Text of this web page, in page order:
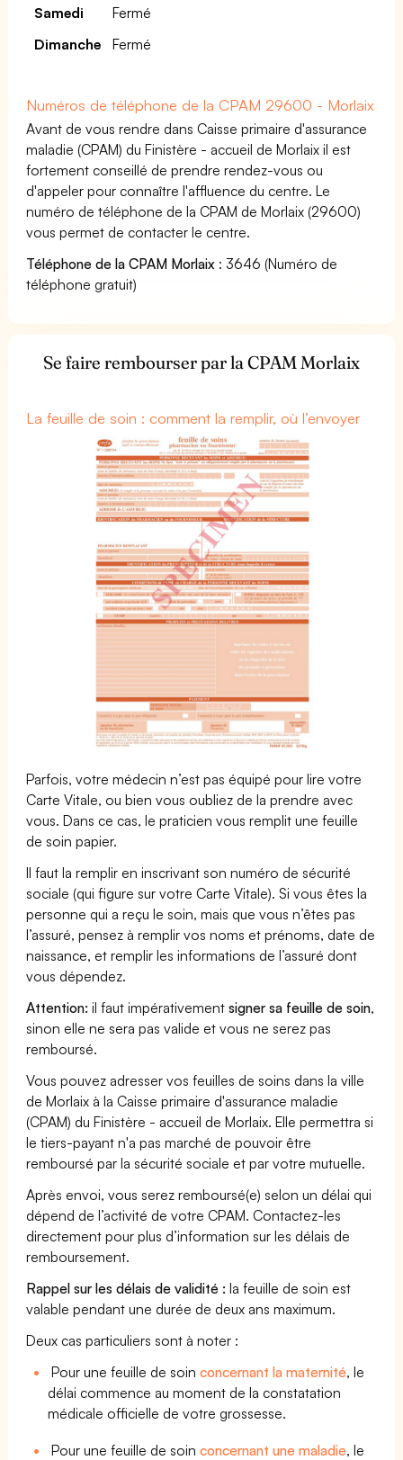
Samedi
Fermé
Dimanche
Fermé
Numéros de téléphone de la CPAM 29600 - Morlaix
Avant de vous rendre dans Caisse primaire d'assurance
maladie (CPAM) du Finistère - accueil de Morlaix il est
fortement conseillé de prendre rendez-vous ou
d'appeler pour connaître l'affluence du centre. Le
numéro de téléphone de la CPAM de Morlaix (29600)
vous permet de contacter le centre.
Téléphone de la CPAM Morlaix : 3646 (Numéro de
téléphone gratuit)
Se faire rembourser par la CPAM Morlaix
La feuille de soin : comment la remplir, où l’envoyer
Parfois, votre médecin n’est pas équipé pour lire votre
Carte Vitale, ou bien vous oubliez de la prendre avec
vous. Dans ce cas, le praticien vous remplit une feuille
de soin papier.
Il faut la remplir en inscrivant son numéro de sécurité
sociale (qui figure sur votre Carte Vitale). Si vous êtes la
personne qui a reçu le soin, mais que vous n’êtes pas
l’assuré, pensez à remplir vos noms et prénoms, date de
naissance, et remplir les informations de l’assuré dont
vous dépendez.
Attention: il faut impérativementsigner sa feuille de soin,
sinon elle ne sera pas valide et vous ne serez pas
remboursé.
Vous pouvez adresser vos feuilles de soins dans la ville
de Morlaix à la Caisse primaire d'assurance maladie
(CPAM) du Finistère - accueil de Morlaix. Elle permettra si
le tiers-payant n'a pas marché de pouvoir être
remboursé par la sécurité sociale et par votre mutuelle.
Après envoi, vous serez remboursé(e) selon un délai qui
dépend de l’activité de votre CPAM. Contactez-les
directement pour plus d’information sur les délais de
remboursement.
Rappel sur les délais de validité : la feuille de soin est
valable pendant une durée de deux ans maximum.
Deux cas particuliers sont à noter :
Pour une feuille de soinconcernant la maternité, le
délai commence au moment de la constatation
médicale officielle de votre grossesse.
Pour une feuille de soinconcernant une maladie, le